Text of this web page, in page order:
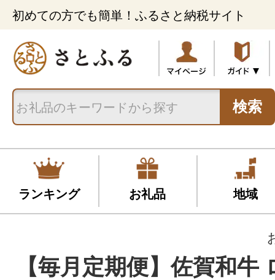
初めての方でも簡単！ふるさと納税サイト
検索
ランキング お礼品 地域
【毎月定期便】佐賀和牛